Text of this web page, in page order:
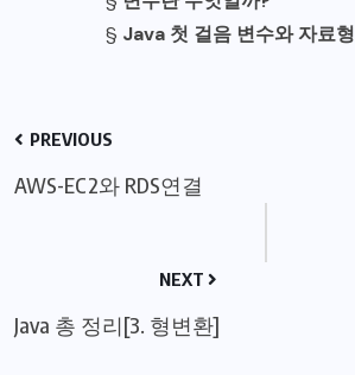
§ Java 첫 걸음 변수와 자료형
PREVIOUS
AWS-EC2와 RDS연결
NEXT
Java 총 정리[3. 형변환]